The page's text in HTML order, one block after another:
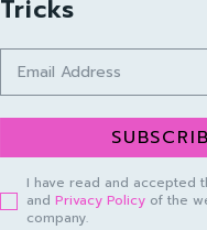
Tricks
I have read and accepted
and Privacy Policyof the
company.